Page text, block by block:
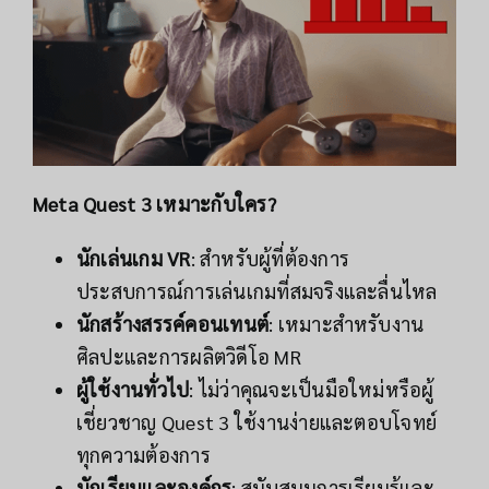
Meta Quest 3 เหมาะกับใคร?
นักเล่นเกม VR: สำหรับผู้ที่ต้องการ
ประสบการณ์การเล่นเกมที่สมจริงและลื่นไหล
นักสร้างสรรค์คอนเทนต์: เหมาะสำหรับงาน
ศิลปะและการผลิตวิดีโอ MR
ผู้ใช้งานทั่วไป: ไม่ว่าคุณจะเป็นมือใหม่หรือผู้
เชี่ยวชาญ Quest 3 ใช้งานง่ายและตอบโจทย์
ทุกความต้องการ